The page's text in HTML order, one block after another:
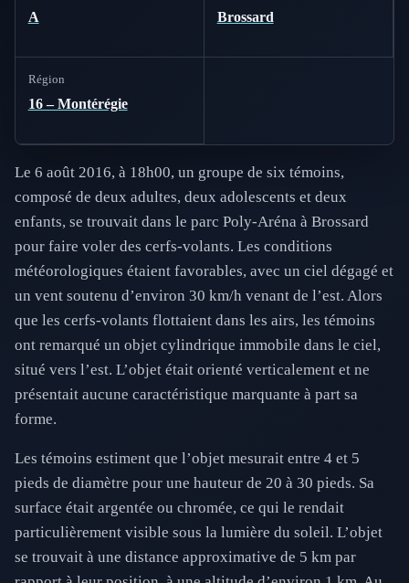
A Brossard
Région
16 – Montérégie
Le 6 août 2016, à 18h00, un groupe de six témoins,
composé de deux adultes, deux adolescents et deux
enfants, se trouvait dans le parc Poly-Aréna à Brossard
pour faire voler des cerfs-volants. Les conditions
météorologiques étaient favorables, avec un ciel dégagé et
un vent soutenu d’environ 30 km/h venant de l’est. Alors
que les cerfs-volants flottaient dans les airs, les témoins
ont remarqué un objet cylindrique immobile dans le ciel,
situé vers l’est. L’objet était orienté verticalement et ne
présentait aucune caractéristique marquante à part sa
forme.
Les témoins estiment que l’objet mesurait entre 4 et 5
pieds de diamètre pour une hauteur de 20 à 30 pieds. Sa
surface était argentée ou chromée, ce qui le rendait
particulièrement visible sous la lumière du soleil. L’objet
se trouvait à une distance approximative de 5 km par